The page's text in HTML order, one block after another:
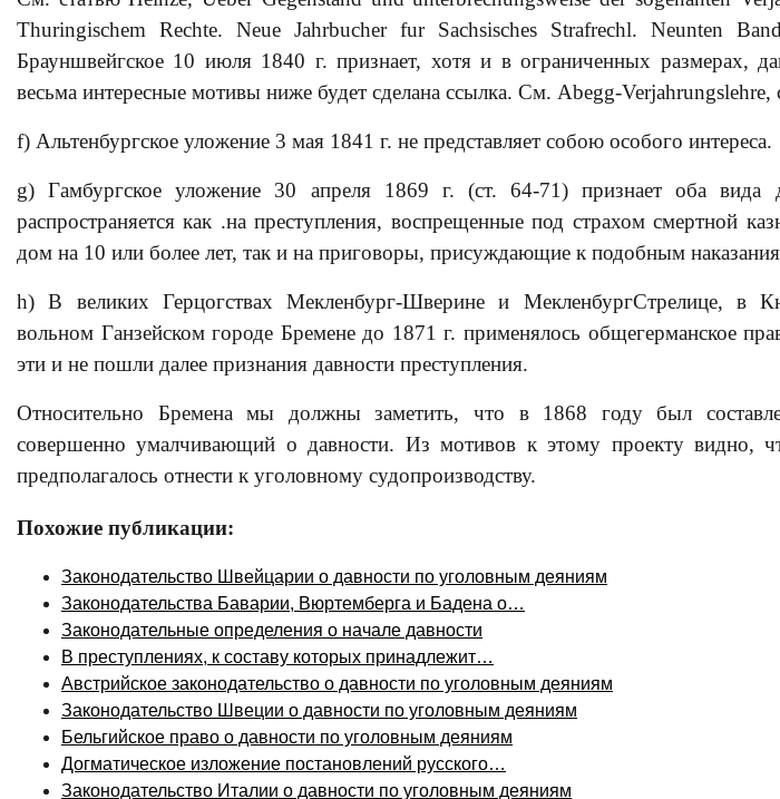
Thuringischem Rechte. Neue Jahrbucher fur Sachsisches Strafrechl. Neunten
Брауншвейгское 10 июля 1840 г. признает, хотя и в ограниченных размерах,
весьма интересные мотивы ниже будет сделана ссылка. См. Abegg-Verjahrungslehre,
f) Альтенбургское уложение 3 мая 1841 г. не представляет собою особого интереса.
g) Гамбургское уложение 30 апреля 1869 г. (ст. 64-71) признает оба вида
распространяется как .на преступления, воспрещенные под страхом смертной
дом на 10 или более лет, так и на приговоры, присуждающие к подобным
h) В великих Герцогствах Мекленбург-Шверине и МекленбургСтрелице, в
вольном Ганзейском городе Бремене до 1871 г. применялось общегерманское
эти и не пошли далее признания давности преступления.
Относительно Бремена мы должны заметить, что в 1868 году был
совершенно умалчивающий о давности. Из мотивов к этому проекту видно,
предполагалось отнести к уголовному судопроизводству.
Похожие публикации:
Законодательство Швейцарии о давности по уголовным деяниям
Законодательства Баварии, Вюртемберга и Бадена о…
Законодательные определения о начале давности
В преступлениях, к составу которых принадлежит…
Австрийское законодательство о давности по уголовным деяниям
Законодательство Швеции о давности по уголовным деяниям
Бельгийское право о давности по уголовным деяниям
Догматическое изложение постановлений русского…
Законодательство Италии о давности по уголовным деяниям